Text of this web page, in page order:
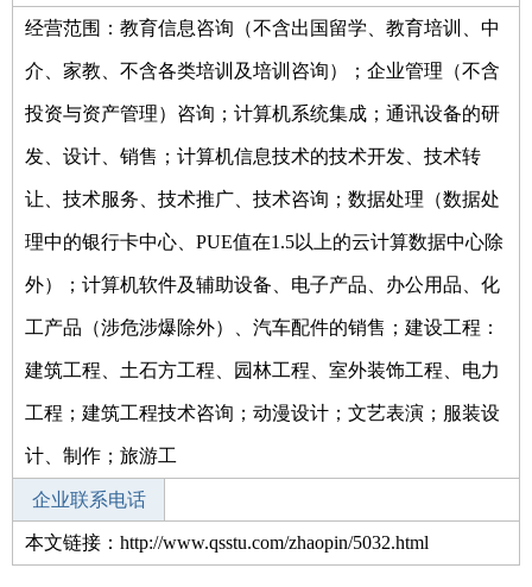
经营范围：教育信息咨询（不含出国留学、教育培训、中
介、家教、不含各类培训及培训咨询）；企业管理（不含
投资与资产管理）咨询；计算机系统集成；通讯设备的研
发、设计、销售；计算机信息技术的技术开发、技术转
让、技术服务、技术推广、技术咨询；数据处理（数据处
理中的银行卡中心、PUE值在1.5以上的云计算数据中心除
外）；计算机软件及辅助设备、电子产品、办公用品、化
工产品（涉危涉爆除外）、汽车配件的销售；建设工程：
建筑工程、土石方工程、园林工程、室外装饰工程、电力
工程；建筑工程技术咨询；动漫设计；文艺表演；服装设
计、制作；旅游工
企业联系电话
本文链接：http://www.qsstu.com/zhaopin/5032.html